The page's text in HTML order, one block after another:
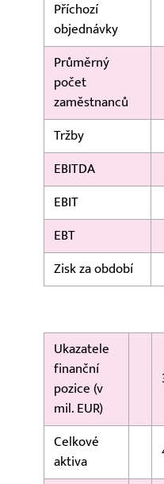
Příchozí
objednávky
Průměrný
počet
zaměstnanců
Tržby
EBITDA
EBIT
EBT
Zisk za období
Ukazatele
finanční
pozice (v
mil. EUR)
Celkové
aktiva